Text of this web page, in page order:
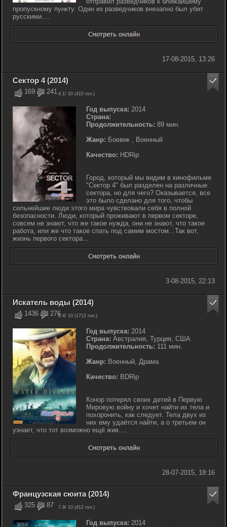
пропускному пункту. Один из разведчиков внезапно был убит
русскими....
17-08-2015, 13:26
169 241 4.1/ 10 (410 гол.)
Сектор 4 (2014)
Год выпуска: 2014
Страна:
Продолжительность: 89 мин.
Жанр: Боевик , Военный
Качество: HDRip
Город, который мы видим в кинофильме
"Сектор 4" был разделен на различные
сектора, но для чего? Оказывается, все
это было сделано для того, чтобы
сильнейшие люди этого мира чувствовали себя в полной
безопасности. Люди, который проживают в первом секторе,
совсем не знают, что же такое нужда, они не знают, что такое
работа, или же что такое спать под самим мостом...Так вот,
жизнь первого сектора...
3-08-2015, 22:13
1436 2768.4/ 10 (1712 гол.)
Искатель воды (2014)
Год выпуска: 2014
Страна: Австралия, Турция, США
Продолжительность: 111 мин.
Жанр: Военный, Драма
Качество: BDRip
Конор потерял своих детей в Первую
Мировую войну и хочет найти их тела и
похоронить, как следует. Тела двух из
них ему удаётся найти, а о третьем он
узнает, что тот возможно ещё жив....
28-07-2015, 18:16
325 87 7.9/ 10 (412 гол.)
Французская сюита (2014)
Год выпуска: 2014